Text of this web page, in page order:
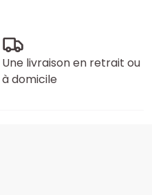
Une livraison en retrait ou
à domicile